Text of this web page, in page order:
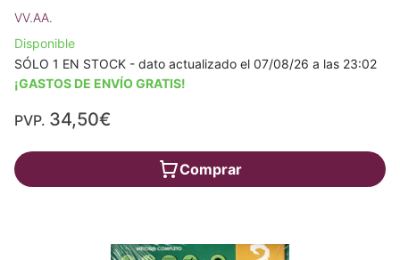
VV.AA.
Disponible
SÓLO 1 EN STOCK - dato actualizado el 07/08/26 a las 23:02
¡GASTOS DE ENVÍO GRATIS!
PVP. 34,50€
Comprar